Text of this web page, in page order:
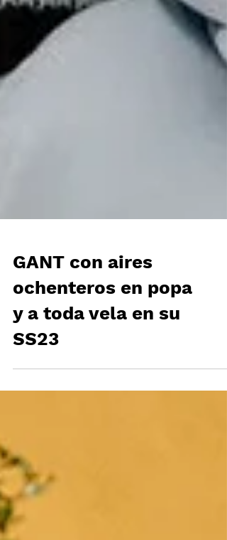
GANT con aires
ochenteros en popa
y a toda vela en su
SS23